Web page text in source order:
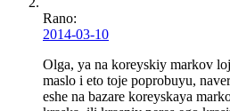
Rano:
2014-03-10
Olga, ya na koreyskiy markov
maslo i eto toje poprobuyu,
eshe na bazare koreyskaya